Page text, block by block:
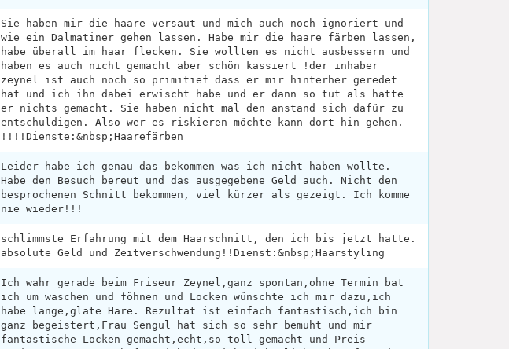
Sie haben mir die haare versaut und mich auch noch ignoriert und
wie ein Dalmatiner gehen lassen. Habe mir die haare färben lassen,
habe überall im haar flecken. Sie wollten es nicht ausbessern und
haben es auch nicht gemacht aber schön kassiert !der inhaber
zeynel ist auch noch so primitief dass er mir hinterher geredet
hat und ich ihn dabei erwischt habe und er dann so tut als hätte
er nichts gemacht. Sie haben nicht mal den anstand sich dafür zu
entschuldigen. Also wer es riskieren möchte kann dort hin gehen.
!!!!Dienste:&nbsp;Haarefärben
Leider habe ich genau das bekommen was ich nicht haben wollte.
Habe den Besuch bereut und das ausgegebene Geld auch. Nicht den
besprochenen Schnitt bekommen, viel kürzer als gezeigt. Ich komme
nie wieder!!!
schlimmste Erfahrung mit dem Haarschnitt, den ich bis jetzt hatte.
absolute Geld und Zeitverschwendung!!Dienst:&nbsp;Haarstyling
Ich wahr gerade beim Friseur Zeynel,ganz spontan,ohne Termin bat
ich um waschen und föhnen und Locken wünschte ich mir dazu,ich
habe lange,glate Hare. Rezultat ist einfach fantastisch,ich bin
ganz begeistert,Frau Sengül hat sich so sehr bemüht und mir
fantastische Locken gemacht,echt,so toll gemacht und Preis